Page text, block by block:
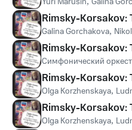
Rimsky-Korsakov:
Galina Gorchakova,
Rimsky-Korsakov:
Симфонический
Rimsky-Korsakov:
Olga Korzhenskaya,
Rimsky-Korsakov:
Olga Korzhenskaya,